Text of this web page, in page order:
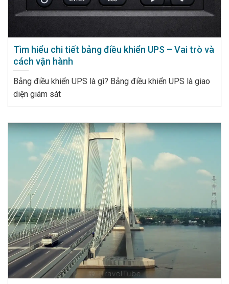
Tìm hiểu chi tiết bảng điều khiển UPS – Vai trò và
cách vận hành
Bảng điều khiển UPS là gì? Bảng điều khiển UPS là giao
diện giám sát